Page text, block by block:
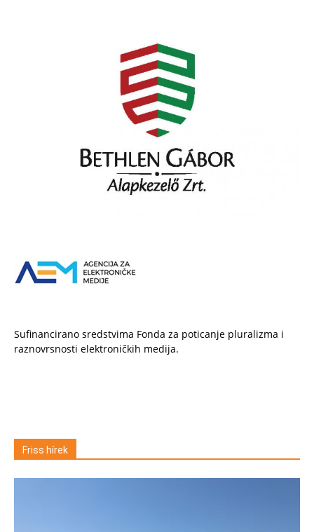
Sufinancirano sredstvima Fonda za poticanje pluralizma i
raznovrsnosti elektroničkih medija.
Friss hírek